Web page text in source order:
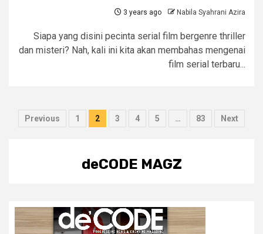
3 years ago Nabila Syahrani Azira
Siapa yang disini pecinta serial film bergenre thriller
dan misteri? Nah, kali ini kita akan membahas mengenai
film serial terbaru...
Posts
Previous 1 2 3 4 5 … 83 Next
deCODE MAGZ